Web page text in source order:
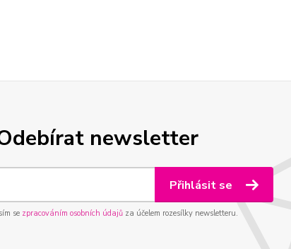
newsletter
Přihlásit se
se zpracováním osobních údajůza účelem rozesílky newsletteru.